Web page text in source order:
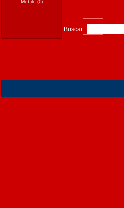
Mobile (0)
Buscar: